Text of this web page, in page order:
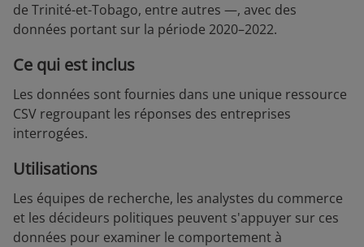
de Trinité-et-Tobago, entre autres —, avec des
données portant sur la période 2020–2022.
Ce qui est inclus
Les données sont fournies dans une unique ressource
CSV regroupant les réponses des entreprises
interrogées.
Utilisations
Les équipes de recherche, les analystes du commerce
et les décideurs politiques peuvent s'appuyer sur ces
données pour examiner le comportement à